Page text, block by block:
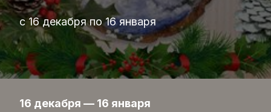
с 16 декабря по 16 января
16 декабря — 16 января